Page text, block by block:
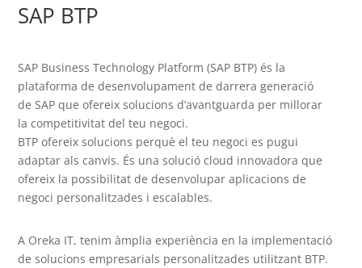
SAP BTP
SAP Business Technology Platform (SAP BTP) és la
plataforma de desenvolupament de darrera generació
de SAP que ofereix solucions d’avantguarda per millorar
la competitivitat del teu negoci.
BTPofereix solucions perquè el teu negoci es pugui
adaptar als canvis. És una solució cloud innovadora que
ofereix la possibilitat de desenvolupar aplicacions de
negoci personalitzades i escalables.
A Oreka IT, tenim àmplia experiència en la implementació
de solucions empresarials personalitzades utilitzant BTP.